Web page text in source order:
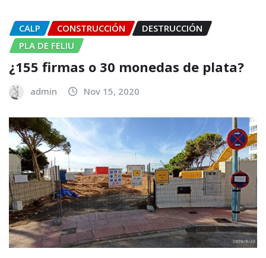
CALP CONSTRUCCIÓN
DESTRUCCIÓN
PLA DE FELIU
¿155 firmas o 30 monedas de plata?
admin Nov 15, 2020